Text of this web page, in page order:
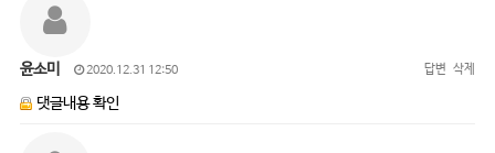
윤소미 2020.12.31 12:50 답변 삭제
댓글내용 확인